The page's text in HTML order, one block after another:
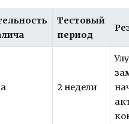
Тестовый
период
2 недели